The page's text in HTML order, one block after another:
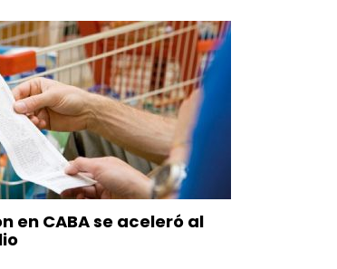
en CABA se aceleró al